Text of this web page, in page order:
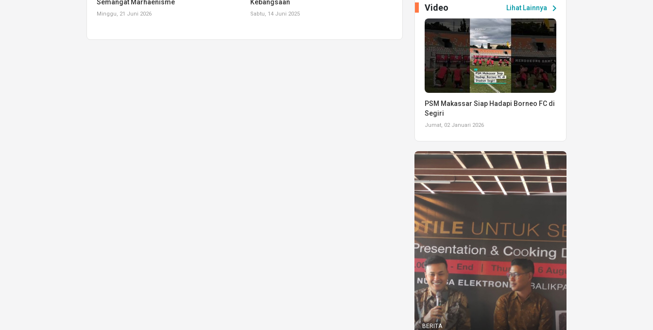
Semangat Marhaenisme
Minggu, 21 Juni 2026
Kebangsaan
Sabtu, 14 Juni 2025
Lihat Lainnya chevron_right
Video
PSM Makassar Siap Hadapi Borneo FC di
Segiri
Jumat, 02 Januari 2026
BERITA